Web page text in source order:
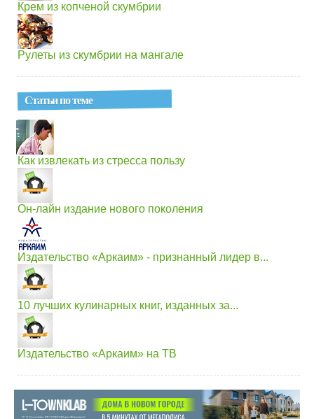
Крем из копченой скумбрии
Рулеты из скумбрии на мангале
Статьи по теме
Как извлекать из стресса пользу
Он-лайн издание нового поколения
Издательство «Аркаим» - признанный лидер в...
10 лучших кулинарных книг, изданных за...
Издательство «Аркаим» на ТВ